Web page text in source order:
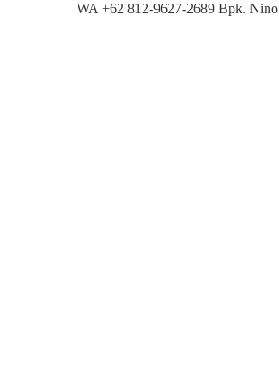
WA +62 812-9627-2689 Bpk. Nino